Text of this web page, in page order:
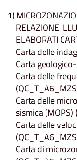
1)
RELAZIONE
ELABORATI
Carta delle
Carta
Carta delle
Carta delle
sismica
Carta delle
Carta di